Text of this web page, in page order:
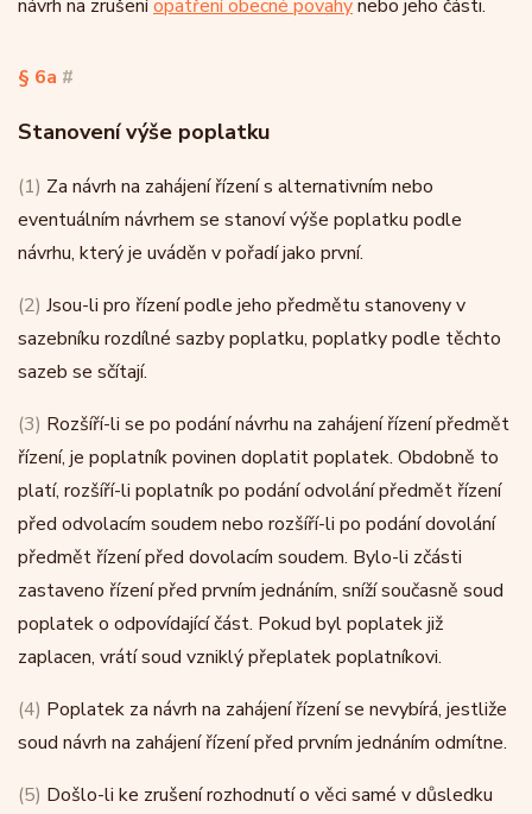
návrh na zrušeníopatření obecné povahynebo jeho části.
§ 6a #
Stanovení výše poplatku
(1) Za návrh na zahájení řízení s alternativním nebo
eventuálním návrhem se stanoví výše poplatku podle
návrhu, který je uváděn v pořadí jako první.
(2) Jsou-li pro řízení podle jeho předmětu stanoveny v
sazebníku rozdílné sazby poplatku, poplatky podle těchto
sazeb se sčítají.
(3) Rozšíří-li se po podání návrhu na zahájení řízení předmět
řízení, je poplatník povinen doplatit poplatek. Obdobně to
platí, rozšíří-li poplatník po podání odvolání předmět řízení
před odvolacím soudem nebo rozšíří-li po podání dovolání
předmět řízení před dovolacím soudem. Bylo-li zčásti
zastaveno řízení před prvním jednáním, sníží současně soud
poplatek o odpovídající část. Pokud byl poplatek již
zaplacen, vrátí soud vzniklý přeplatek poplatníkovi.
(4) Poplatek za návrh na zahájení řízení se nevybírá, jestliže
soud návrh na zahájení řízení před prvním jednáním odmítne.
(5) Došlo-li ke zrušení rozhodnutí o věci samé v důsledku